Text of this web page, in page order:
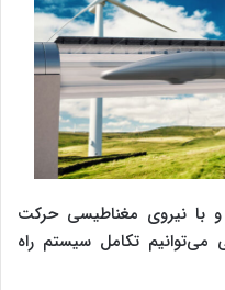
با نیروی مغناطیسی حرکت
می‌توانیم تکامل سیستم راه